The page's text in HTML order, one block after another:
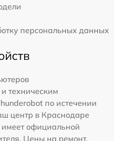
персональных данных
техническим
по истечении
центр в Краснодаре
имеет официальной
Цены на ремонт,